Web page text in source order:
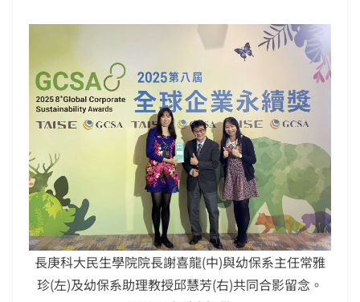
長庚科大民生學院院長謝喜龍(中)與幼保系主任常雅
珍(左)及幼保系助理教授邱慧芳(右)共同合影留念。